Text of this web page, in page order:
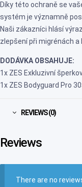
Díky této ochraně se
systém je významně
Naši zákazníci hlásí
zlepšení při migrénách a
DODÁVKA OBSAHUJE:
1x ZES Exkluzivní
1x ZES Bodyguard Pro
REVIEWS (0)
Reviews
There are no